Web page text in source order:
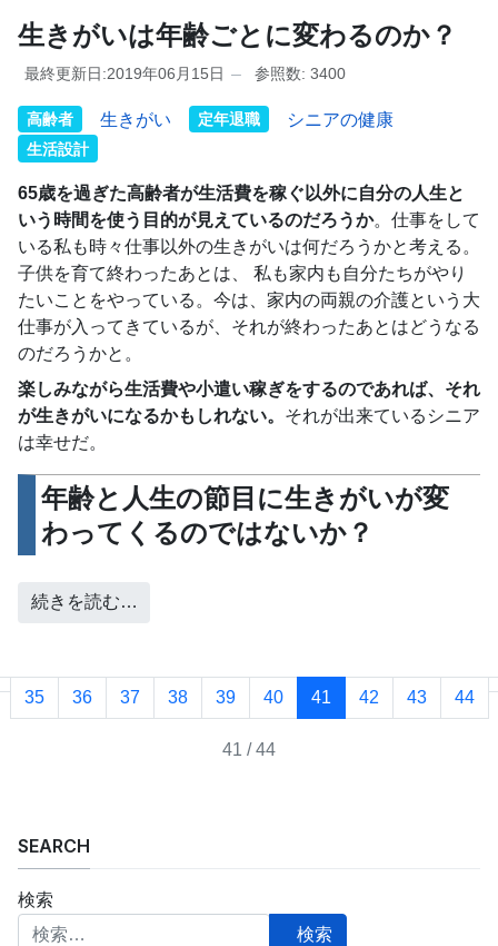
生きがいは年齢ごとに変わるのか？
最終更新日:2019年06月15日 参照数: 3400
高齢者 生きがい 定年退職 シニアの健康
生活設計
65歳を過ぎた高齢者が生活費を稼ぐ以外に自分の人生と
いう時間を使う目的が見えているのだろうか。仕事をして
いる私も時々仕事以外の生きがいは何だろうかと考える。
子供を育て終わったあとは、 私も家内も自分たちがやり
たいことをやっている。今は、家内の両親の介護という大
仕事が入ってきているが、それが終わったあとはどうなる
のだろうかと。
楽しみながら生活費や小遣い稼ぎをするのであれば、それ
が生きがいになるかもしれない。 それが出来ているシニア
は幸せだ。
年齢と人生の節目に生きがいが変
わってくるのではないか？
続きを読む…
35 36 37 38 39 40 41 42 43 44
41 / 44
SEARCH
検索
検索